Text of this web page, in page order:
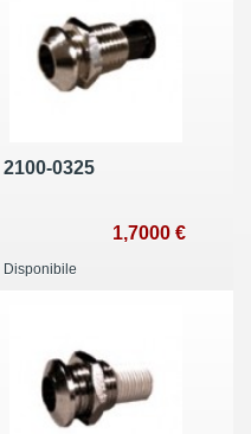
2100-0325
1,7000 €
Disponibile